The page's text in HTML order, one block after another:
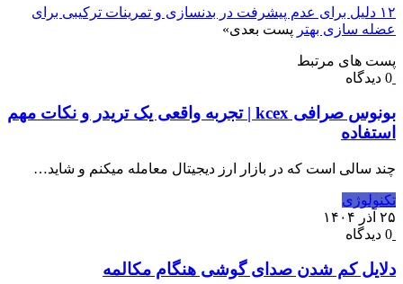
۱۲ دلیل برای عدم پیشرفت در بدنسازی و تمرینات ترکیبی برای
عضله سازی بهتر پست بعدی»
پست های مرتبط
0 دیدگاه
بونوس صرافی kcex | تجربه واقعی یک تریدر و نکات مهم
استفاده
چند سالی است که در بازار ارز دیجیتال معامله میکنم و شاید…
تکنولوژی
۲۵ آذر ۱۴۰۴
0 دیدگاه
دلایل کم شدن صدای گوشی هنگام مکالمه